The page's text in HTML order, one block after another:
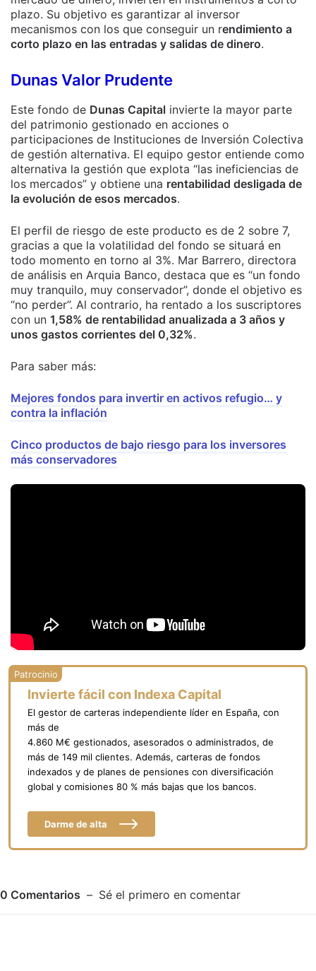
plazo. Su objetivo es garantizar al inversor
mecanismos con los que conseguir un rendimiento a
corto plazo en las entradas y salidas de dinero.
Dunas Valor Prudente
Este fondo de Dunas Capital invierte la mayor parte
del patrimonio gestionado en acciones o
participaciones de Instituciones de Inversión Colectiva
de gestión alternativa. El equipo gestor entiende como
alternativa la gestión que explota “las ineficiencias de
los mercados” y obtiene una rentabilidad desligada de
la evolución de esos mercados.
El perfil de riesgo de este producto es de 2 sobre 7,
gracias a que la volatilidad del fondo se situará en
todo momento en torno al 3%. Mar Barrero, directora
de análisis en Arquia Banco, destaca que es “un fondo
muy tranquilo, muy conservador”, donde el objetivo es
“no perder”. Al contrario, ha rentado a los suscriptores
con un 1,58% de rentabilidad anualizada a 3 años y
unos gastos corrientes del 0,32%.
Para saber más:
Mejores fondos para invertir en activos refugio… y
contra la inflación
Cinco productos de bajo riesgo para los inversores
más conservadores
Invierte fácil con Indexa Capital
El gestor de carteras independiente líder en España, con
más de
4.860 M€ gestionados, asesorados o administrados, de
más de 149 mil clientes. Además, carteras de fondos
indexados y de planes de pensiones con diversificación
global y comisiones 80 % más bajas que los bancos.
Darme de alta
0 Comentarios Sé el primero en comentar